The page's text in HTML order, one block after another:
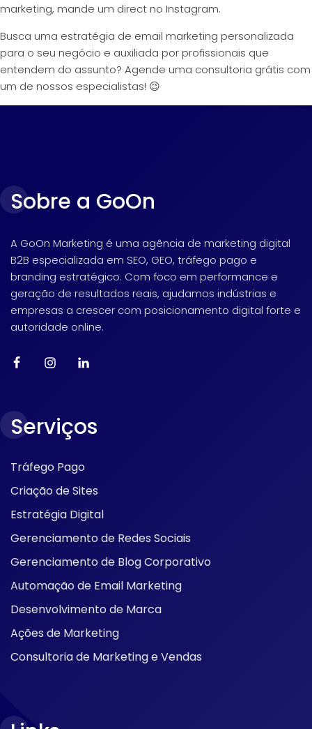
marketing, mande um direct no Instagram.
Busca uma estratégia de email marketing personalizada
para o seu negócio e auxiliada por profissionais que
entendem do assunto? Agende uma consultoria grátis com
um de nossos especialistas! 😉
Sobre a GoOn
A GoOn Marketing é uma agência de marketing digital
B2B especializada em SEO, GEO, tráfego pago e
branding estratégico. Com foco em performance e
geração de resultados reais, ajudamos indústrias e
empresas a crescer com posicionamento digital forte e
autoridade online.
Serviços
Tráfego Pago
Criação de Sites
Estratégia Digital
Gerenciamento de Redes Sociais
Gerenciamento de Blog Corporativo
Automação de Email Marketing
Desenvolvimento de Marca
Ações de Marketing
Consultoria de Marketing e Vendas